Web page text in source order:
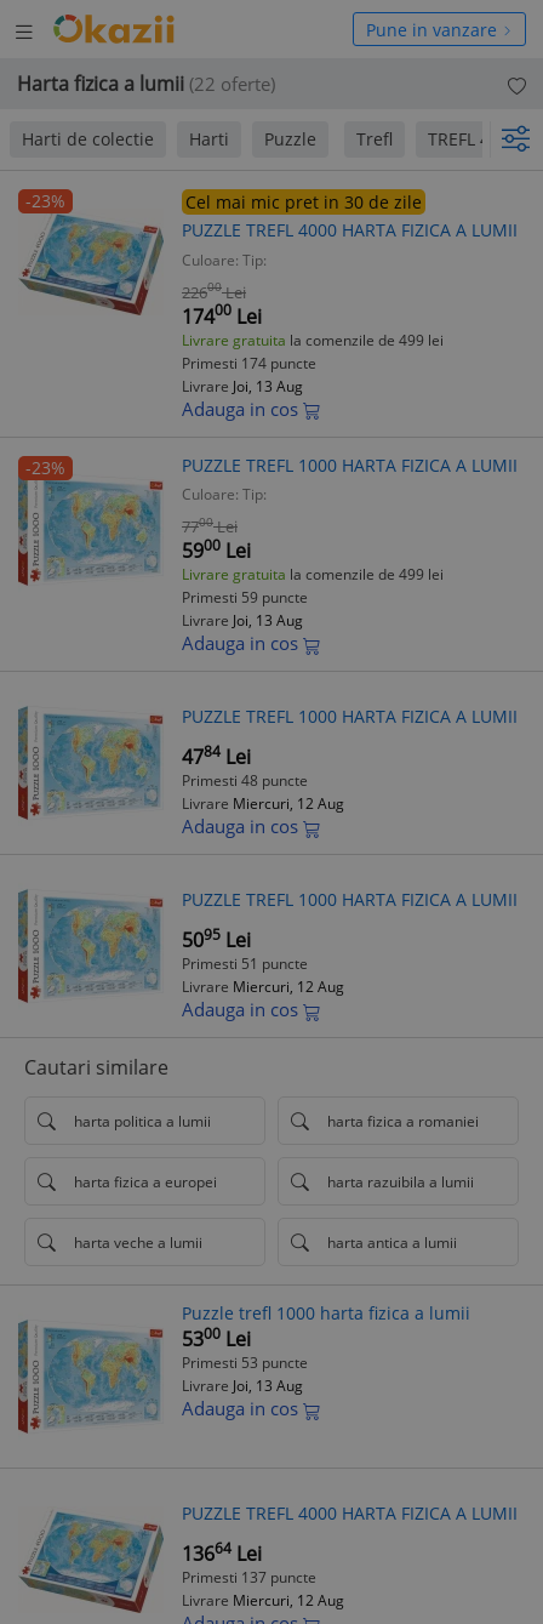
Deschide
meniul
Pune in vanzare
Harta fizica a lumii (22 oferte)
Harti de colectie Harti Puzzle Trefl TREFL 4000P
-23%
Cel mai mic pret in 30 de zile
PUZZLE TREFL 4000 HARTA FIZICA A LUMII
Culoare: Tip:
22600 Lei
17400 Lei
Livrare gratuita la comenzile de 499 lei
Primesti 174 puncte
Livrare Joi, 13 Aug
Adauga in cos
-23% PUZZLE TREFL 1000 HARTA FIZICA A LUMII
Culoare: Tip:
7700 Lei
5900 Lei
Livrare gratuita la comenzile de 499 lei
Primesti 59 puncte
Livrare Joi, 13 Aug
Adauga in cos
PUZZLE TREFL 1000 HARTA FIZICA A LUMII
4784 Lei
Primesti 48 puncte
Livrare Miercuri, 12 Aug
Adauga in cos
PUZZLE TREFL 1000 HARTA FIZICA A LUMII
5095 Lei
Primesti 51 puncte
Livrare Miercuri, 12 Aug
Adauga in cos
Cautari similare
harta politica a lumii harta fizica a romaniei
harta fizica a europei harta razuibila a lumii
harta veche a lumii harta antica a lumii
Puzzle trefl 1000 harta fizica a lumii
5300 Lei
Primesti 53 puncte
Livrare Joi, 13 Aug
Adauga in cos
PUZZLE TREFL 4000 HARTA FIZICA A LUMII
13664 Lei
Primesti 137 puncte
Livrare Miercuri, 12 Aug